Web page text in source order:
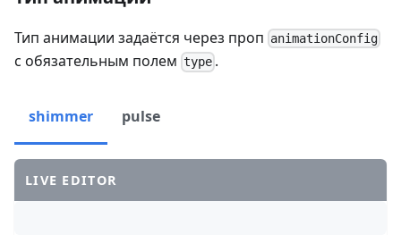
Тип анимации задаётся через проп animationConfig
с обязательным полем type .
shimmer pulse
LIVE EDITOR